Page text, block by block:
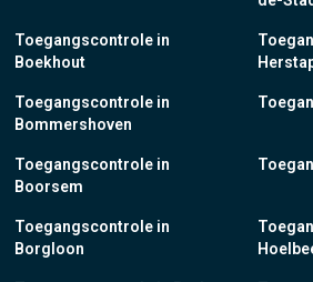
Toegangscontrole in
Boekhout
Toegangscontrole in
Bommershoven
Toegangscontrole in
Boorsem
Toegangscontrole in
Borgloon